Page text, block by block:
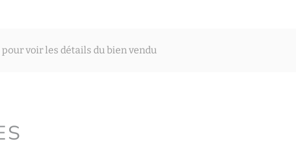
voir les détails du bien vendu